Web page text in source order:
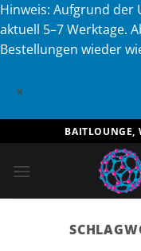
Hinweis: Aufgrund der
aktuell 5–7 Werktage.
Bestellungen wieder
×
Inhalt
springen
BAITLOUNGE,